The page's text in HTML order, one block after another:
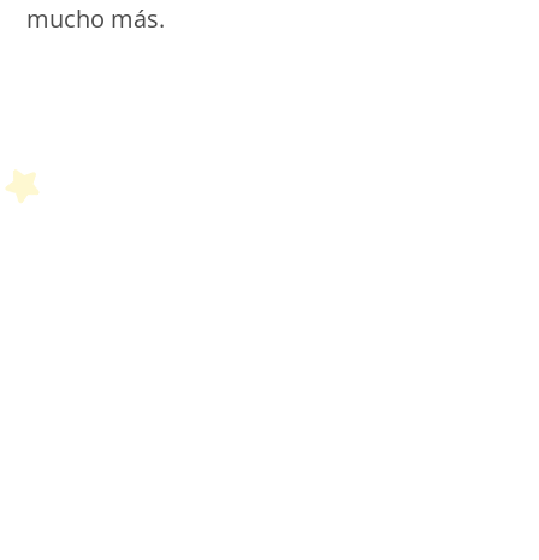
mucho más.